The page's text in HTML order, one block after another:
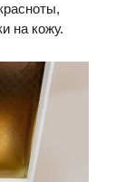
на кожу.